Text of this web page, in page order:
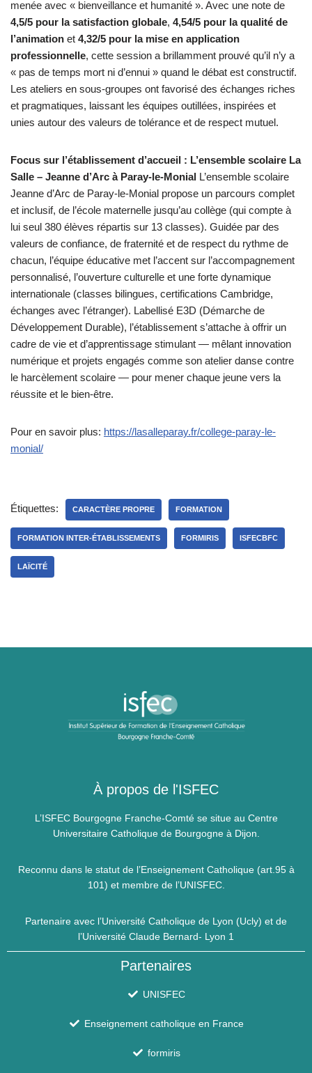
menée avec « bienveillance et humanité ». Avec une note de
4,5/5 pour la satisfaction globale, 4,54/5 pour la qualité de
l’animation et 4,32/5 pour la mise en application
professionnelle, cette session a brillamment prouvé qu’il n’y a
« pas de temps mort ni d’ennui » quand le débat est constructif.
Les ateliers en sous-groupes ont favorisé des échanges riches
et pragmatiques, laissant les équipes outillées, inspirées et
unies autour des valeurs de tolérance et de respect mutuel.
Focus sur l’établissement d’accueil : L’ensemble scolaire La
Salle – Jeanne d’Arc à Paray-le-Monial L’ensemble scolaire
Jeanne d’Arc de Paray-le-Monial propose un parcours complet
et inclusif, de l’école maternelle jusqu’au collège (qui compte à
lui seul 380 élèves répartis sur 13 classes). Guidée par des
valeurs de confiance, de fraternité et de respect du rythme de
chacun, l’équipe éducative met l’accent sur l’accompagnement
personnalisé, l’ouverture culturelle et une forte dynamique
internationale (classes bilingues, certifications Cambridge,
échanges avec l’étranger). Labellisé E3D (Démarche de
Développement Durable), l’établissement s’attache à offrir un
cadre de vie et d’apprentissage stimulant — mêlant innovation
numérique et projets engagés comme son atelier danse contre
le harcèlement scolaire — pour mener chaque jeune vers la
réussite et le bien-être.
Pour en savoir plus: https://lasalleparay.fr/college-paray-le-
monial/
Étiquettes: CARACTÈRE PROPRE FORMATION
FORMATION INTER-ÉTABLISSEMENTS FORMIRIS ISFECBFC
LAÏCITÉ
À propos de l'ISFEC
L’ISFEC Bourgogne Franche-Comté se situe au Centre
Universitaire Catholique de Bourgogne à Dijon.
Reconnu dans le statut de l’Enseignement Catholique (art.95 à
101) et membre de l’UNISFEC.
Partenaire avec l’Université Catholique de Lyon (Ucly) et de
l’Université Claude Bernard- Lyon 1
Partenaires
UNISFEC
Enseignement catholique en France
formiris